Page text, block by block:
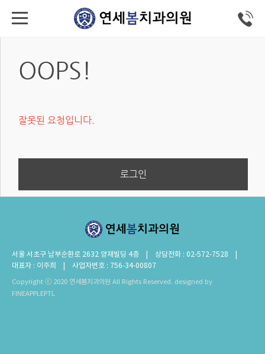
OOPS!
잘못된 요청입니다.
로그인
서울 서초구 남부순환로 2632 양재빌딩 4층 | 상담전화 : 02-572-7528 |
대표자 : 이주희 | 사업자번호 : 756-34-00807
Copyright ⓒ 2020 연세봄치과의원 All Rights Reserved. designed by
FINEAPPLEPTL